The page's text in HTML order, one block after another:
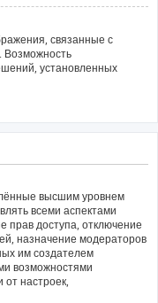
связанные с
установленных
высшим уровнем
всеми аспектами
прав доступа, отключение
назначение модераторов
им создателем
возможностями
от настроек,